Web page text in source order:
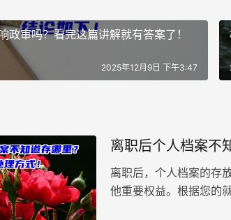
政审吗？看完这篇讲解就有答案了！
2025年12月9日 下午3:47
离职后个人档案不
离职后，个人档案的存
他重要权益。根据您的